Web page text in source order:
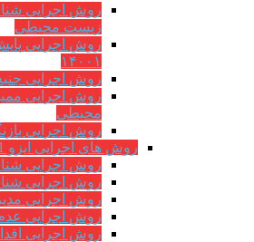
روش اجرایی شناسایی
زیست محیطی
روش اجرایی پایش و
روش اجرایی جنبه های
روش اجرایی ممیزی
روش اجرایی بازنگری مدیریت
روش های اجرایی ایزو 45001
روش اجرایی شناسایی
روش اجرایی شناسایی و
روش اجرایی مدیریت
روش اجرایی عدم انطباق و
روش اجرایی اقدام